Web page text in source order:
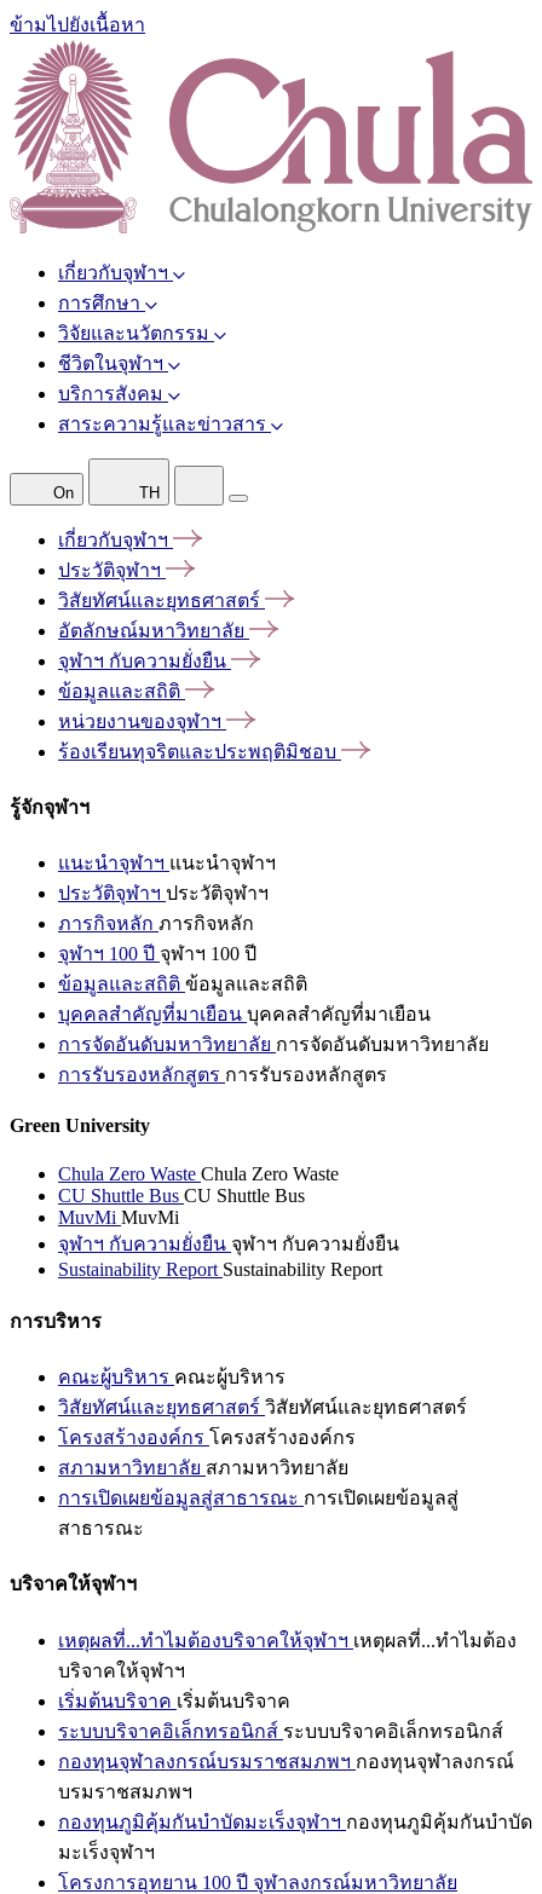
ข้ามไปยังเนื้อหา
เกี่ยวกับจุฬาฯ
การศึกษา
วิจัยและนวัตกรรม
ชีวิตในจุฬาฯ
บริการสังคม
สาระความรู้และข่าวสาร
On TH
เกี่ยวกับจุฬาฯ
ประวัติจุฬาฯ
วิสัยทัศน์และยุทธศาสตร์
อัตลักษณ์มหาวิทยาลัย
จุฬาฯ กับความยั่งยืน
ข้อมูลและสถิติ
หน่วยงานของจุฬาฯ
ร้องเรียนทุจริตและประพฤติมิชอบ
รู้จักจุฬาฯ
แนะนำจุฬาฯ แนะนำจุฬาฯ
ประวัติจุฬาฯ ประวัติจุฬาฯ
ภารกิจหลัก ภารกิจหลัก
จุฬาฯ 100 ปี จุฬาฯ 100 ปี
ข้อมูลและสถิติ ข้อมูลและสถิติ
บุคคลสำคัญที่มาเยือน บุคคลสำคัญที่มาเยือน
การจัดอันดับมหาวิทยาลัย การจัดอันดับมหาวิทยาลัย
การรับรองหลักสูตร การรับรองหลักสูตร
Green University
Chula Zero Waste Chula Zero Waste
CU Shuttle Bus CU Shuttle Bus
MuvMi MuvMi
จุฬาฯ กับความยั่งยืน จุฬาฯ กับความยั่งยืน
Sustainability Report Sustainability Report
การบริหาร
คณะผู้บริหาร คณะผู้บริหาร
วิสัยทัศน์และยุทธศาสตร์ วิสัยทัศน์และยุทธศาสตร์
โครงสร้างองค์กร โครงสร้างองค์กร
สภามหาวิทยาลัย สภามหาวิทยาลัย
การเปิดเผยข้อมูลสู่สาธารณะ การเปิดเผยข้อมูลสู่
สาธารณะ
บริจาคให้จุฬาฯ
เหตุผลที่...ทำไมต้องบริจาคให้จุฬาฯ เหตุผลที่...ทำไมต้อง
บริจาคให้จุฬาฯ
เริ่มต้นบริจาค เริ่มต้นบริจาค
ระบบบริจาคอิเล็กทรอนิกส์ ระบบบริจาคอิเล็กทรอนิกส์
กองทุนจุฬาลงกรณ์บรมราชสมภพฯ กองทุนจุฬาลงกรณ์
บรมราชสมภพฯ
กองทุนภูมิคุ้มกันบำบัดมะเร็งจุฬาฯ กองทุนภูมิคุ้มกันบำบัด
มะเร็งจุฬาฯ
โครงการอุทยาน 100 ปี จุฬาลงกรณ์มหาวิทยาลัย